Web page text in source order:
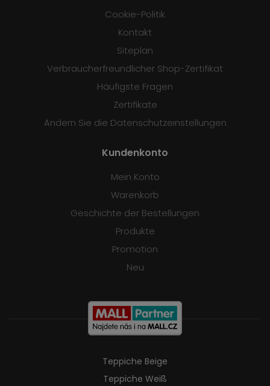
Cookie-Politik
Kontakt
Siteplan
Verbraucherfreundlicher Shop-Zertifikat
Häufigste Fragen
Zertifikate
Ändern Sie die Datenschutzeinstellungen
Kundenkonto
Mein Konto
Warenkorb
Geschichte der Bestellungen
Produkte
Promotion
Neu
Teppiche Beige
Teppiche Weiß